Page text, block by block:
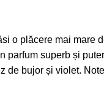
o plăcere mai mare
parfum superb și
de bujor și violet.